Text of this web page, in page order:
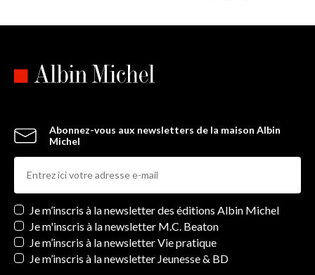
Abonnez-vous aux newsletters de la maison Albin
Michel
Newsletters
Je m’inscris à la newsletter des éditions Albin Michel
Je m'inscris à la newsletter M.C. Beaton
Je m’inscris à la newsletter Vie pratique
Je m’inscris à la newsletter Jeunesse & BD